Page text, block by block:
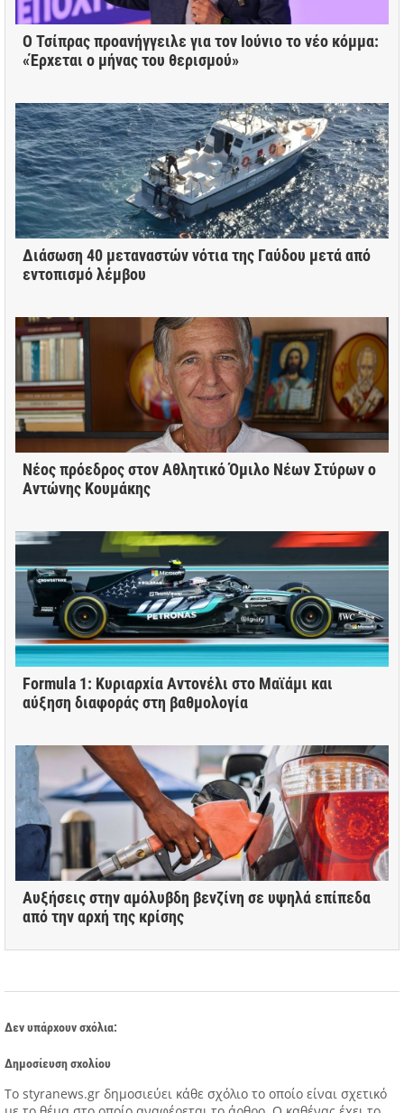
Ο Τσίπρας προανήγγειλε για τον Ιούνιο το νέο κόμμα:
«Έρχεται ο μήνας του θερισμού»
Διάσωση 40 μεταναστών νότια της Γαύδου μετά από
εντοπισμό λέμβου
Νέος πρόεδρος στον Αθλητικό Όμιλο Νέων Στύρων ο
Αντώνης Κουμάκης
Formula 1: Κυριαρχία Αντονέλι στο Μαϊάμι και
αύξηση διαφοράς στη βαθμολογία
Αυξήσεις στην αμόλυβδη βενζίνη σε υψηλά επίπεδα
από την αρχή της κρίσης
Δεν υπάρχουν σχόλια:
Δημοσίευση σχολίου
Tο styranews.gr δημοσιεύει κάθε σχόλιο το οποίο είναι σχετικό